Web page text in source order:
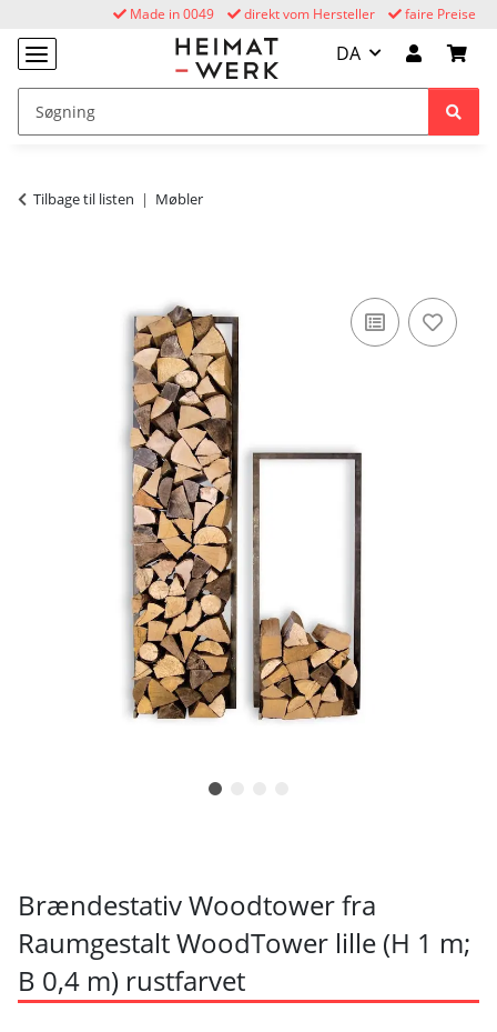
faire Preise
direkt vom Hersteller
Made in 0049
DA
Tilbage til listen Møbler
Brændestativ Woodtower fra
Raumgestalt WoodTower lille (H 1 m;
B 0,4 m) rustfarvet